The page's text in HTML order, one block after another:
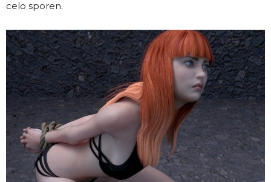
celo sporen.